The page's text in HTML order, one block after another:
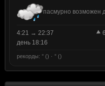
пасмурно возможен
4:21 → 22:37
день 18:16
рекорды: ° () · ° ()